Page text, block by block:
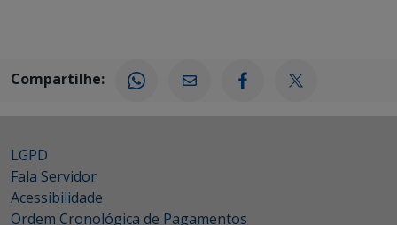
Compartilhe:
LGPD
Fala Servidor
Acessibilidade
Ordem Cronológica de Pagamentos